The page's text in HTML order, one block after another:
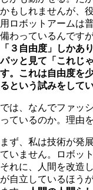
かもしれませんが、
用ロボットアームは
備わっているんですが
「３自由度」しかあ
パッと見て「これじ
す。これは自由度を
るという試みをして
では、なんでファッ
っているのか。理由
まず、私は技術が発
ていません。ロボッ
それに、人間を改造
が自立しているほう